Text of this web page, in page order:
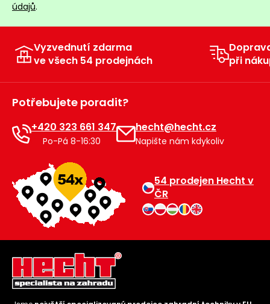
údajů.
Vyzvednutí zdarma
ve všech 54 prodejnách
při
Potřebujete poradit?
+420 323 661 347
Po-Pá 8-16:30
hecht@hecht.cz
Napište nám kdykoliv
54 prodejen Hecht v
ČR